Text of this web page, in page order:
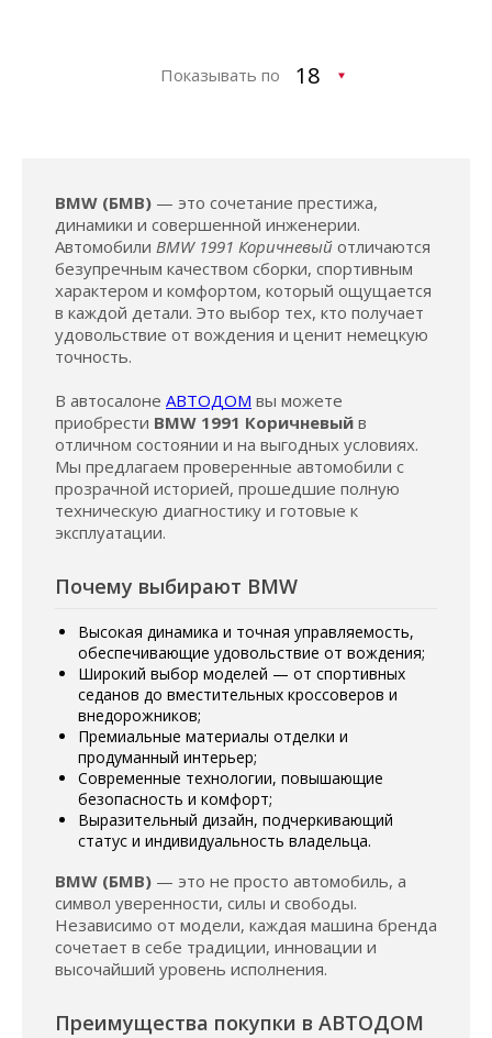
Показывать по
BMW (БМВ) — это сочетание престижа,
динамики и совершенной инженерии.
Автомобили BMW 1991 Коричневый отличаются
безупречным качеством сборки, спортивным
характером и комфортом, который ощущается
в каждой детали. Это выбор тех, кто получает
удовольствие от вождения и ценит немецкую
точность.
В автосалоне АВТОДОМ вы можете
приобрести BMW 1991 Коричневый в
отличном состоянии и на выгодных условиях.
Мы предлагаем проверенные автомобили с
прозрачной историей, прошедшие полную
техническую диагностику и готовые к
эксплуатации.
Почему выбирают BMW
Высокая динамика и точная управляемость,
обеспечивающие удовольствие от вождения;
Широкий выбор моделей — от спортивных
седанов до вместительных кроссоверов и
внедорожников;
Премиальные материалы отделки и
продуманный интерьер;
Современные технологии, повышающие
безопасность и комфорт;
Выразительный дизайн, подчеркивающий
статус и индивидуальность владельца.
BMW (БМВ) — это не просто автомобиль, а
символ уверенности, силы и свободы.
Независимо от модели, каждая машина бренда
сочетает в себе традиции, инновации и
высочайший уровень исполнения.
Преимущества покупки в АВТОДОМ